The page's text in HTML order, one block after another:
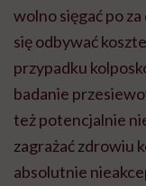
wolno sięgać po
się odbywać
przypadku
badanie
też potencjalnie
zagrażać zdrowiu
absolutnie